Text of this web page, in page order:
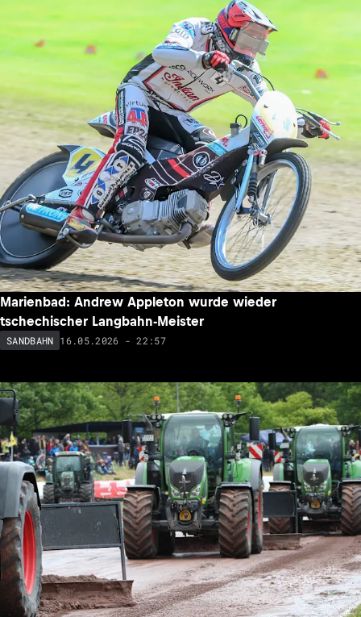
Marienbad: Andrew Appleton wurde wieder
tschechischer Langbahn-Meister
SANDBAHN 16.05.2026 - 22:57